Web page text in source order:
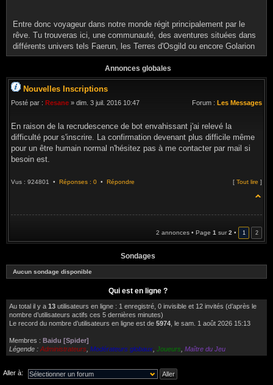
Entre donc voyageur dans notre monde régit principalement par le
rêve. Tu trouveras ici, une communauté, des aventures situées dans
différents univers tels Faerun, les Terres d'Osgild ou encore Golarion
Annonces globales
Nouvelles Inscriptions
Posté par : Resane » dim. 3 juil. 2016 10:47 Forum : Les Messages
En raison de la recrudescence de bot envahissant j'ai relevé la
difficulté pour s'inscrire. La confirmation devenant plus difficile même
pour un être humain normal n'hésitez pas à me contacter par mail si
besoin est.
Vus : 924801 • Réponses : 0 • Répondre [ Tout lire ]
2 annonces • Page 1 sur2 • 1 2
Sondages
Aucun sondage disponible
Qui est en ligne ?
Au total il y a 13 utilisateurs en ligne : 1 enregistré, 0 invisible et 12 invités (d’après le
nombre d’utilisateurs actifs ces 5 dernières minutes)
Le record du nombre d’utilisateurs en ligne est de 5974 , le sam. 1 août 2026 15:13
Membres : Baidu [Spider]
Légende : Administrateurs Modérateurs globaux Joueurs Maître du Jeu
Aller à: